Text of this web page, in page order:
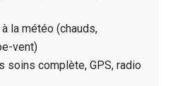
la météo (chauds,
vent)
soins complète, GPS, radio